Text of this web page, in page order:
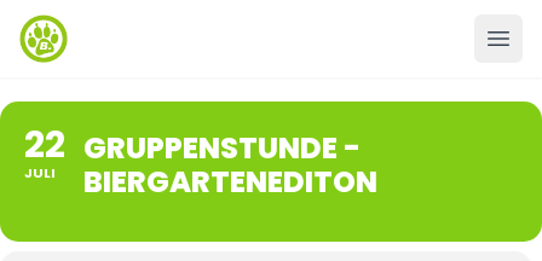
22
JULI
GRUPPENSTUNDE -
BIERGARTENEDITON